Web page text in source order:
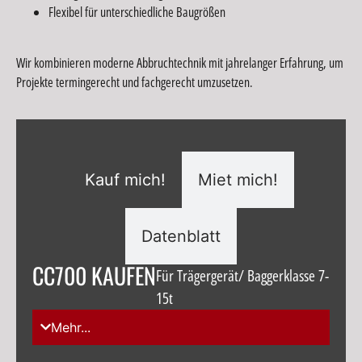
Flexibel für unterschiedliche Baugrößen
Wir kombinieren moderne Abbruchtechnik mit jahrelanger Erfahrung, um
Projekte termingerecht und fachgerecht umzusetzen.
Kauf mich! Miet mich!
Datenblatt
CC700 KAUFENFür Trägergerät/ Baggerklasse 7-
15t
Mehr...